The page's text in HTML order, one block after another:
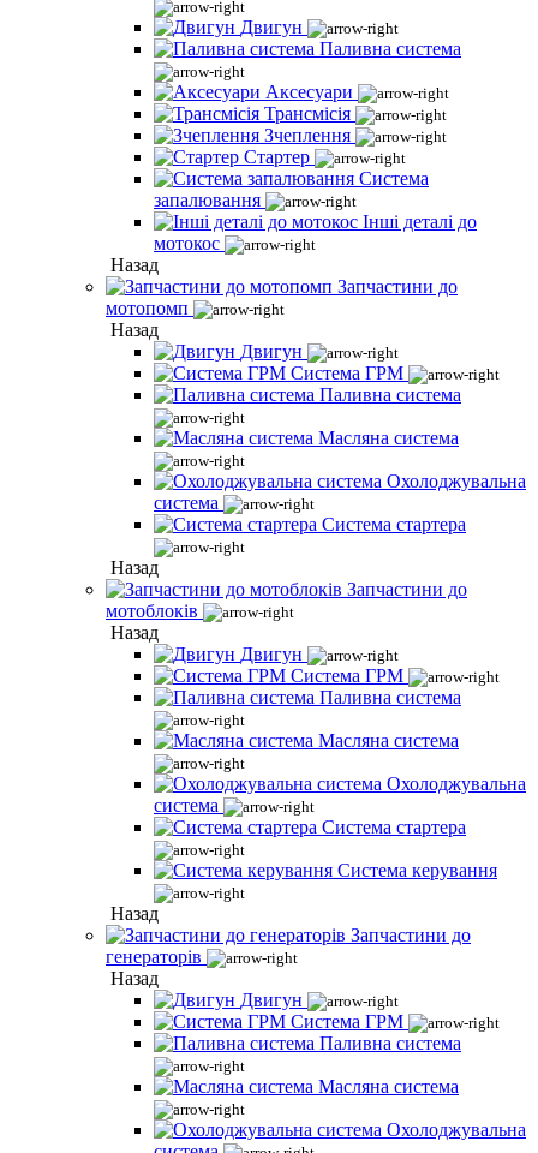
Двигун
Паливна система
Аксесуари
Трансмісія
Зчеплення
Стартер
Система
запалювання
Інші деталі до
мотокос
Назад
Запчастини до
мотопомп
Назад
Двигун
Система ГРМ
Паливна система
Масляна система
Охолоджувальна
система
Система стартера
Назад
Запчастини до
мотоблоків
Назад
Двигун
Система ГРМ
Паливна система
Масляна система
Охолоджувальна
система
Система стартера
Система керування
Назад
Запчастини до
генераторів
Назад
Двигун
Система ГРМ
Паливна система
Масляна система
Охолоджувальна